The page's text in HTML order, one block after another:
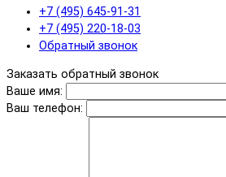
+7 (495) 645-91-31
+7 (495) 220-18-03
Обратный звонок
Заказать обратный звонок
Ваше имя:
Ваш телефон: